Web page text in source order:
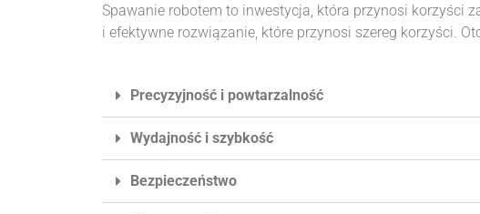
Spawanie robotem to inwestycja, która przynosi korzyści
i efektywne rozwiązanie, które przynosi szereg korzyści.
Precyzyjność i powtarzalność
Wydajność i szybkość
Bezpieczeństwo